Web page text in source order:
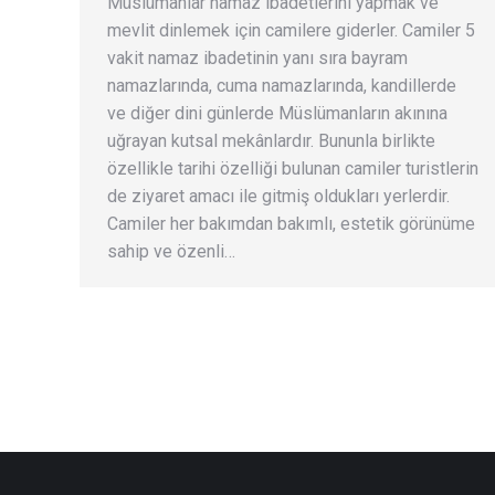
mevlit dinlemek için camilere giderler. Camiler 5
vakit namaz ibadetinin yanı sıra bayram
namazlarında, cuma namazlarında, kandillerde
ve diğer dini günlerde Müslümanların akınına
uğrayan kutsal mekânlardır. Bununla birlikte
özellikle tarihi özelliği bulunan camiler turistlerin
de ziyaret amacı ile gitmiş oldukları yerlerdir.
Camiler her bakımdan bakımlı, estetik görünüme
sahip ve özenli…